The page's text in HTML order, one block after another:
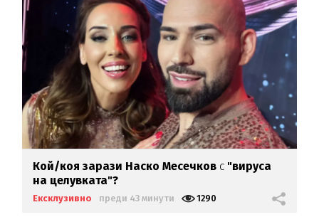
Кой/коя зарази Наско Месечков с "вируса
на целувката"?
Ексклузивно преди 43 минути 1290